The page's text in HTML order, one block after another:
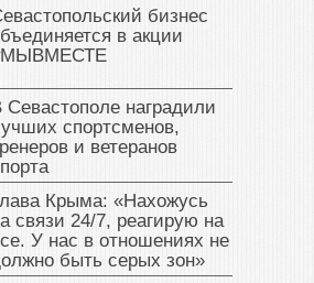
бизнес
в акции
Севастополе наградили
спортсменов,
и ветеранов
Крыма: «Нахожусь
связи 24/7, реагирую на
У нас в отношениях не
быть серых зон»